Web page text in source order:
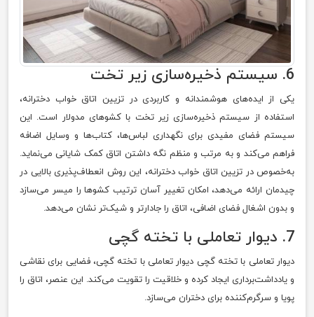
6. سیستم ذخیره‌سازی زیر تخت
یکی از ایده‌های هوشمندانه و کاربردی در تزیین اتاق خواب دخترانه،
استفاده از سیستم ذخیره‌سازی زیر تخت با کشوهای مدولار است. این
سیستم فضای مفیدی برای نگهداری لباس‌ها، کتاب‌ها و وسایل اضافه
فراهم می‌کند و به مرتب و منظم نگه داشتن اتاق کمک شایانی می‌نماید.
به‌خصوص در تزیین اتاق خواب دخترانه، این روش انعطاف‌پذیری بالایی در
چیدمان ارائه می‌دهد، امکان تغییر آسان ترتیب کشوها را میسر می‌سازد
و بدون اشغال فضای اضافی، اتاق را جادارتر و شیک‌تر نشان می‌دهد.
7. دیوار تعاملی با تخته گچی
دیوار تعاملی با تخته گچی دیوار تعاملی با تخته گچی، فضایی برای نقاشی
و یادداشت‌برداری ایجاد کرده و خلاقیت را تقویت می‌کند. این عنصر، اتاق را
پویا و سرگرم‌کننده برای دختران می‌سازد.